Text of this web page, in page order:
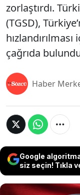
zorlaştırdı.
(TGSD),
hızlandırılması
çağrıda
Haber
Google
siz seçin! Tıkla